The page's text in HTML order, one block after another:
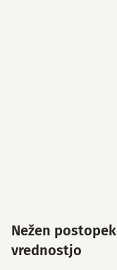
Nežen
vrednostjo